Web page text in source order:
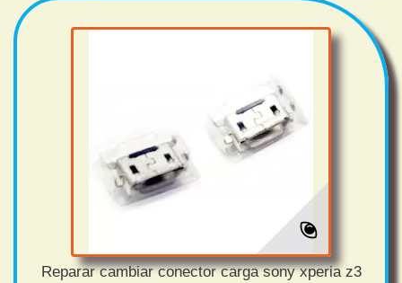
Reparar cambiar conector carga sony xperia z3